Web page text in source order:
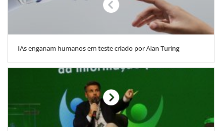
IAs enganam humanos em teste criado por Alan Turing